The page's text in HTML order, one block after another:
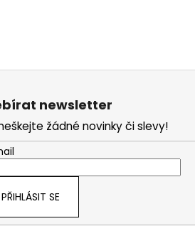
newsletter
žádné novinky či slevy!
PŘIHLÁSIT SE